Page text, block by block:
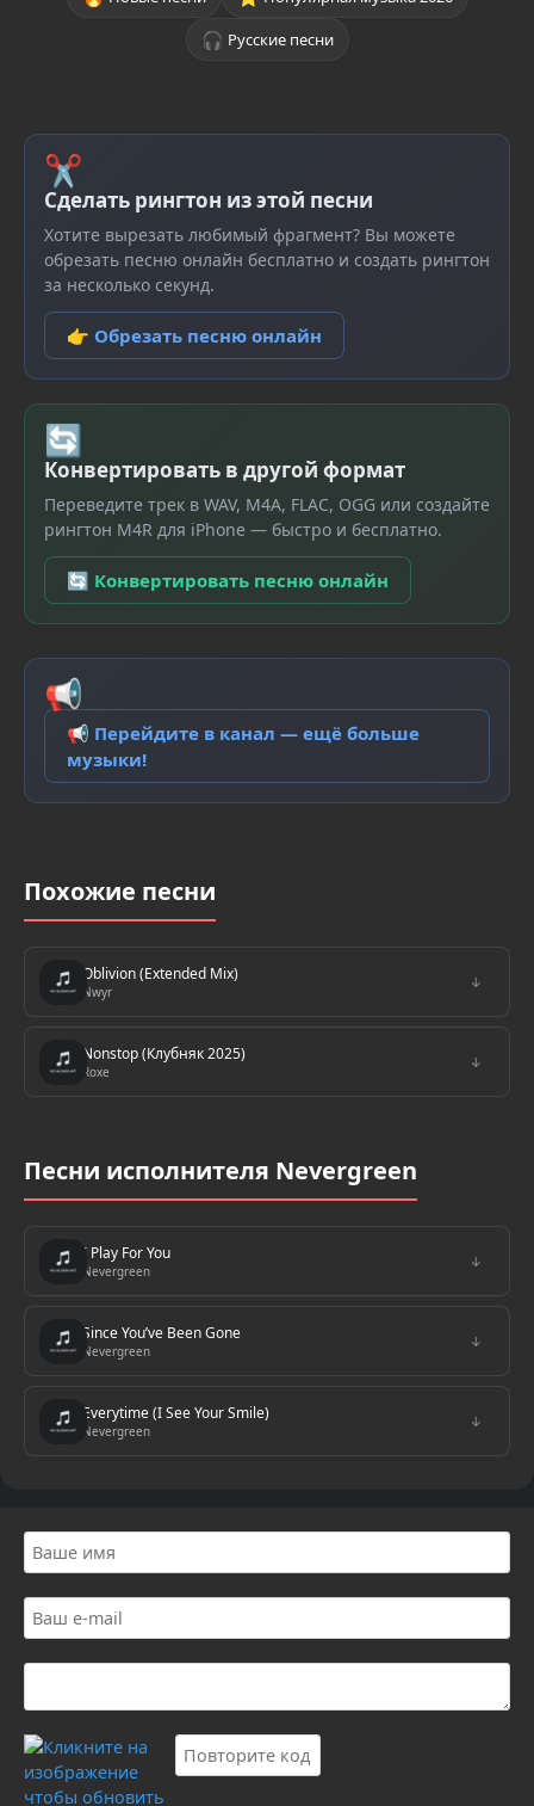
🎧 Русские песни
✂
Сделать рингтон из этой песни
Хотите вырезать любимый фрагмент? Вы можете
обрезать песню онлайн бесплатно и создать рингтон
за несколько секунд.
👉 Обрезать песню онлайн
🔄
Конвертировать в другой формат
Переведите трек в WAV, M4A, FLAC, OGG или создайте
рингтон M4R для iPhone — быстро и бесплатно.
🔄 Конвертировать песню онлайн
📢
📢 Перейдите в канал — ещё больше
музыки!
Похожие песни
Oblivion (Extended Mix)
Nwyr
↓
Nonstop (Клубняк 2025)
Roxe
↓
Песни исполнителя Nevergreen
I Play For You
Nevergreen
↓
Since You’ve Been Gone
Nevergreen
↓
Everytime (I See Your Smile)
Nevergreen
↓